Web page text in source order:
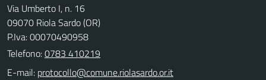
Via Umberto I, n. 16
09070 Riola Sardo (OR)
P.Iva: 00070490958
Telefono:0783 410219
E-mail: